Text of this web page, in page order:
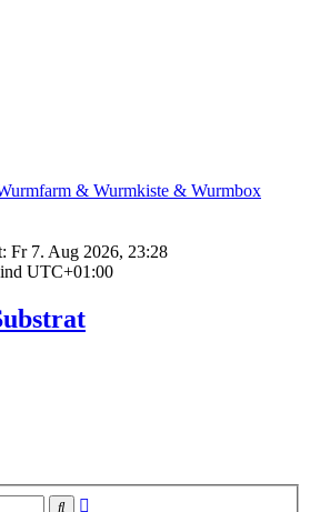
& Wurmkiste & Wurmbox
Fr 7. Aug 2026, 23:28
UTC+01:00
Suche